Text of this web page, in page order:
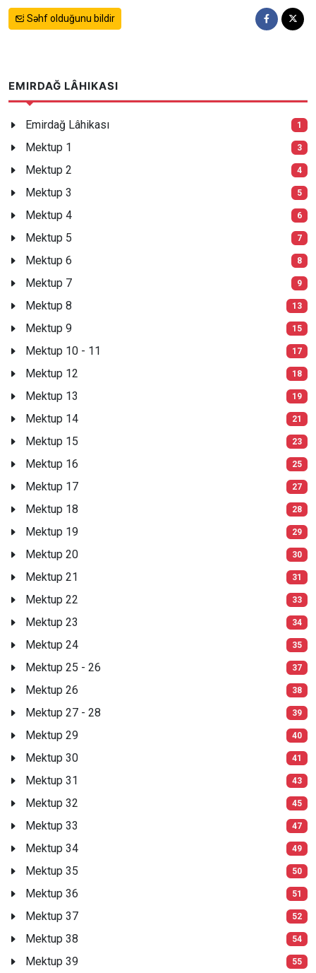
Səhf olduğunu bildir
EMIRDAĞ LÂHIKASI
Emirdağ Lâhikası 1
Mektup 1 3
Mektup 2 4
Mektup 3 5
Mektup 4 6
Mektup 5 7
Mektup 6 8
Mektup 7 9
Mektup 8 13
Mektup 9 15
Mektup 10 - 11 17
Mektup 12 18
Mektup 13 19
Mektup 14 21
Mektup 15 23
Mektup 16 25
Mektup 17 27
Mektup 18 28
Mektup 19 29
Mektup 20 30
Mektup 21 31
Mektup 22 33
Mektup 23 34
Mektup 24 35
Mektup 25 - 26 37
Mektup 26 38
Mektup 27 - 28 39
Mektup 29 40
Mektup 30 41
Mektup 31 43
Mektup 32 45
Mektup 33 47
Mektup 34 49
Mektup 35 50
Mektup 36 51
Mektup 37 52
Mektup 38 54
Mektup 39 55